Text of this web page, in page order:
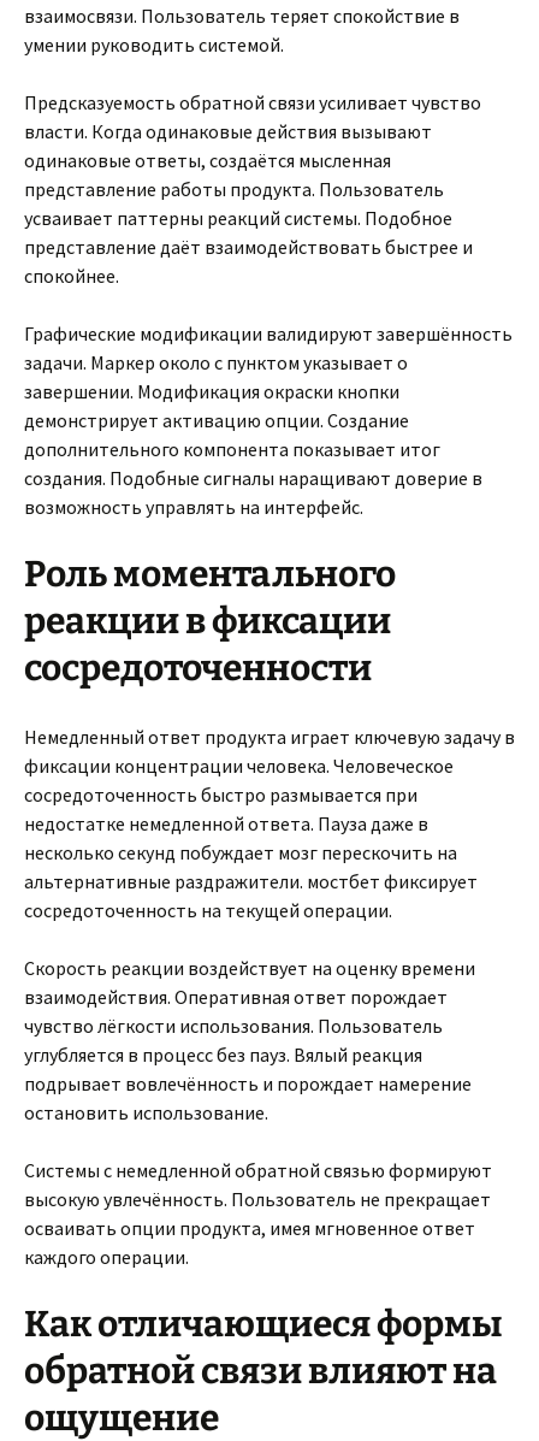
взаимосвязи. Пользователь теряет спокойствие в
умении руководить системой.
Предсказуемость обратной связи усиливает чувство
власти. Когда одинаковые действия вызывают
одинаковые ответы, создаётся мысленная
представление работы продукта. Пользователь
усваивает паттерны реакций системы. Подобное
представление даёт взаимодействовать быстрее и
спокойнее.
Графические модификации валидируют завершённость
задачи. Маркер около с пунктом указывает о
завершении. Модификация окраски кнопки
демонстрирует активацию опции. Создание
дополнительного компонента показывает итог
создания. Подобные сигналы наращивают доверие в
возможность управлять на интерфейс.
Роль моментального
реакции в фиксации
сосредоточенности
Немедленный ответ продукта играет ключевую задачу в
фиксации концентрации человека. Человеческое
сосредоточенность быстро размывается при
недостатке немедленной ответа. Пауза даже в
несколько секунд побуждает мозг перескочить на
альтернативные раздражители. мостбет фиксирует
сосредоточенность на текущей операции.
Скорость реакции воздействует на оценку времени
взаимодействия. Оперативная ответ порождает
чувство лёгкости использования. Пользователь
углубляется в процесс без пауз. Вялый реакция
подрывает вовлечённость и порождает намерение
остановить использование.
Системы с немедленной обратной связью формируют
высокую увлечённость. Пользователь не прекращает
осваивать опции продукта, имея мгновенное ответ
каждого операции.
Как отличающиеся формы
обратной связи влияют на
ощущение